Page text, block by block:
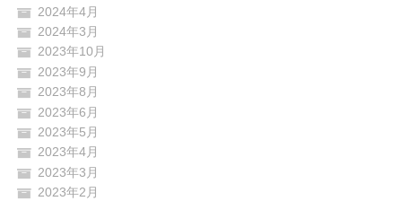
2024年4月
2024年3月
2023年10月
2023年9月
2023年8月
2023年6月
2023年5月
2023年4月
2023年3月
2023年2月